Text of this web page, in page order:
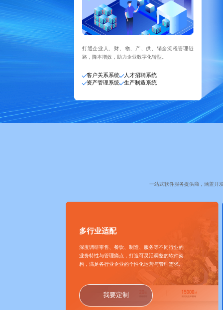
打通企业人、财、物、产、供、销全流程管理链
路，降本增效，助力企业数字化转型。
客户关系系统
人才招聘系统
资产管理系统
生产制造系统
一站式软件服务提供商，涵盖开
多行业适配
深度调研零售、餐饮、制造、服务等不同行业的
业务特性与管理痛点，打造可灵活调整的软件架
构，满足各行业企业的个性化运营与管理需求。
我要定制